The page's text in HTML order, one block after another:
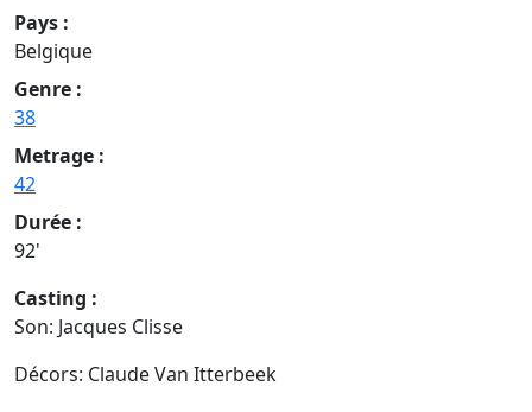
Pays :
Belgique
Genre :
38
Metrage :
42
Durée :
92'
Casting :
Son: Jacques Clisse
Décors: Claude Van Itterbeek